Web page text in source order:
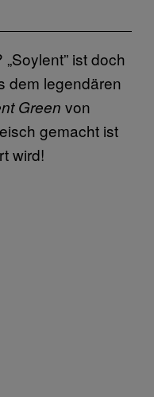
ist doch
dem legendären
Green von
gemacht ist
wird!